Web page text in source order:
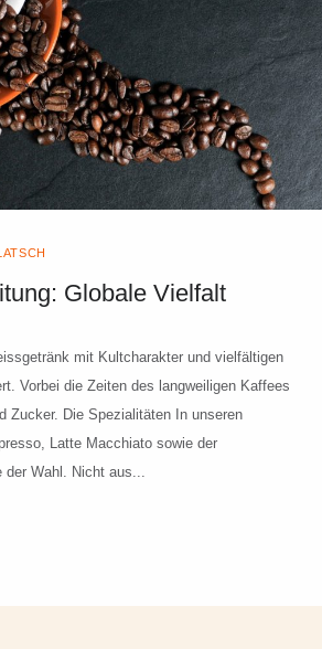
Globale Vielfalt
mit Kultcharakter und vielfältigen
Vorbei die Zeiten des langweiligen Kaffees
Zucker. Die Spezialitäten In unseren
Latte Macchiato sowie der
Wahl. Nicht aus...